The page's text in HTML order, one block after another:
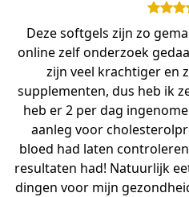
Deze softgels zijn zo
online zelf onderzoek
zijn veel krachtiger en
supplementen, dus heb ik
heb er 2 per dag
aanleg voor
bloed had laten
resultaten had! Natuurlijk
dingen voor mijn